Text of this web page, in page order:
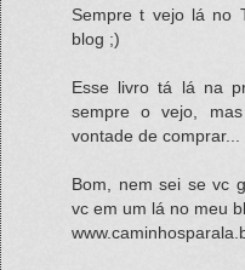
Sempre t vejo lá no
blog ;)
Esse livro tá lá na
sempre o vejo,
vontade de
Bom, nem sei se vc
vc em um lá no meu